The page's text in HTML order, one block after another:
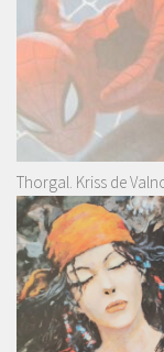
Thorgal. Kriss de